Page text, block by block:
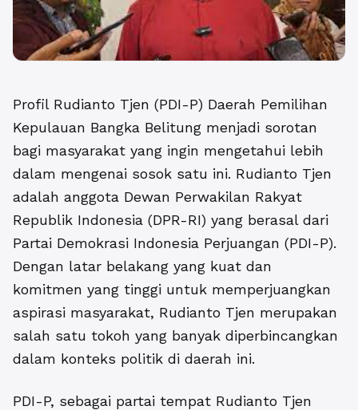
Profil Rudianto Tjen (PDI-P) Daerah Pemilihan
Kepulauan Bangka Belitung menjadi sorotan
bagi masyarakat yang ingin mengetahui lebih
dalam mengenai sosok satu ini. Rudianto Tjen
adalah anggota Dewan Perwakilan Rakyat
Republik Indonesia (DPR-RI) yang berasal dari
Partai Demokrasi Indonesia Perjuangan (PDI-P).
Dengan latar belakang yang kuat dan
komitmen yang tinggi untuk memperjuangkan
aspirasi masyarakat, Rudianto Tjen merupakan
salah satu tokoh yang banyak diperbincangkan
dalam konteks politik di daerah ini.
PDI-P, sebagai partai tempat Rudianto Tjen